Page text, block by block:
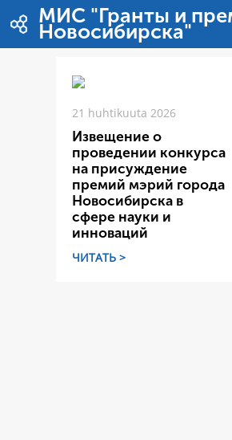
Hyppää sisältöön
МИС "Гранты и
Новосибирска"
21 huhtikuuta 2026
Извещение о
проведении конкурса
на присуждение
премий мэрий города
Новосибирска в
сфере науки и
инноваций
ЧИТАТЬ >